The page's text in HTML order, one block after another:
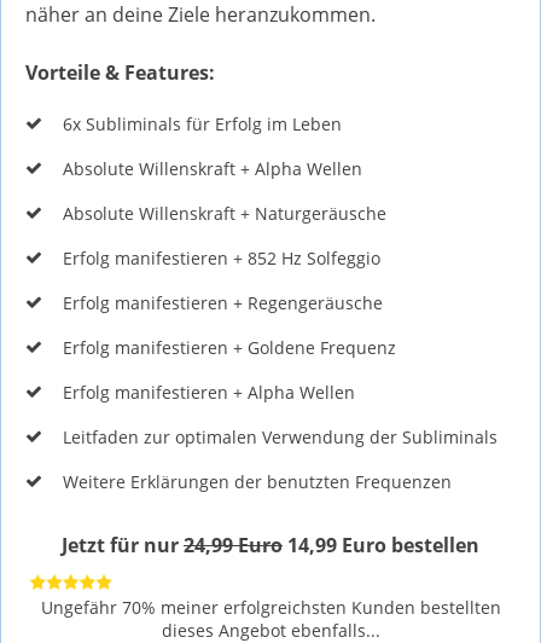
näher an deine Ziele heranzukommen.
Vorteile & Features:
6x Subliminals für Erfolg im Leben
Absolute Willenskraft + Alpha Wellen
Absolute Willenskraft + Naturgeräusche
Erfolg manifestieren + 852 Hz Solfeggio
Erfolg manifestieren + Regengeräusche
Erfolg manifestieren + Goldene Frequenz
Erfolg manifestieren + Alpha Wellen
Leitfaden zur optimalen Verwendung der Subliminals
Weitere Erklärungen der benutzten Frequenzen
Jetzt für nur24,99 Euro 14,99 Euro bestellen
Ungefähr 70% meiner erfolgreichsten Kunden bestellten
dieses Angebot ebenfalls...